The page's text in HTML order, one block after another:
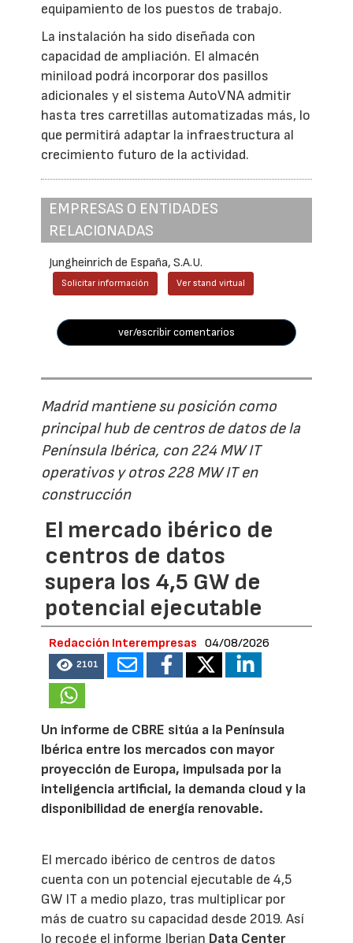
equipamiento de los puestos de trabajo.
La instalación ha sido diseñada con
capacidad de ampliación. El almacén
miniload podrá incorporar dos pasillos
adicionales y el sistema AutoVNA admitir
hasta tres carretillas automatizadas más, lo
que permitirá adaptar la infraestructura al
crecimiento futuro de la actividad.
EMPRESAS O ENTIDADES
RELACIONADAS
Jungheinrich de España, S.A.U.
Solicitar información Ver stand virtual
ver/escribir comentarios
Madrid mantiene su posición como
principal hub de centros de datos de la
Península Ibérica, con 224 MW IT
operativos y otros 228 MW IT en
construcción
El mercado ibérico de
centros de datos
supera los 4,5 GW de
potencial ejecutable
Redacción Interempresas 04/08/2026
2101
Un informe de CBRE sitúa a la Península
Ibérica entre los mercados con mayor
proyección de Europa, impulsada por la
inteligencia artificial, la demanda cloud y la
disponibilidad de energía renovable.
El mercado ibérico de centros de datos
cuenta con un potencial ejecutable de 4,5
GW IT a medio plazo, tras multiplicar por
más de cuatro su capacidad desde 2019. Así
lo recoge el informe Iberian Data Center